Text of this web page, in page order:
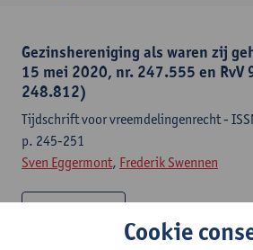
Gezinshereniging als waren zij
15 mei 2020, nr. 247.555 en
248.812)
Tijdschrift voor vreemdelingenrecht -
p. 245-251
Sven Eggermont, Frederik Swennen
Cookie